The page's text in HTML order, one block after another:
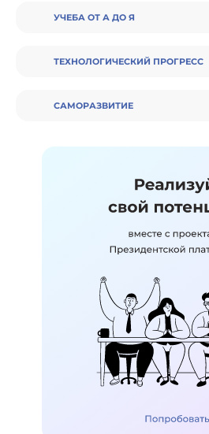
УЧЕБА ОТ А ДО Я
ТЕХНОЛОГИЧЕСКИЙ ПРОГРЕСС
CАМОРАЗВИТИЕ